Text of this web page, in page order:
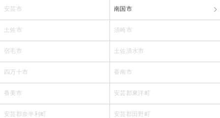
安芸市 南国市
土佐市 須崎市
宿毛市 土佐清水市
四万十市 香南市
香美市 安芸郡東洋町
安芸郡奈半利町 安芸郡田野町